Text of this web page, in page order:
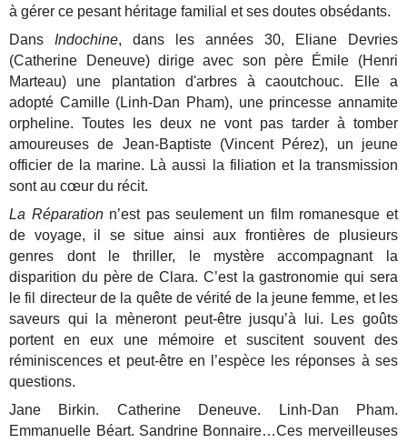
à gérer ce pesant héritage familial et ses doutes obsédants.
Dans Indochine, dans les années 30, Eliane Devries
(Catherine Deneuve) dirige avec son père Émile (Henri
Marteau) une plantation d'arbres à caoutchouc. Elle a
adopté Camille (Linh-Dan Pham), une princesse annamite
orpheline. Toutes les deux ne vont pas tarder à tomber
amoureuses de Jean-Baptiste (Vincent Pérez), un jeune
officier de la marine. Là aussi la filiation et la transmission
sont au cœur du récit.
La Réparationn’est pas seulement un film romanesque et
de voyage, il se situe ainsi aux frontières de plusieurs
genres dont le thriller, le mystère accompagnant la
disparition du père de Clara. C’est la gastronomie qui sera
le fil directeur de la quête de vérité de la jeune femme, et les
saveurs qui la mèneront peut-être jusqu’à lui. Les goûts
portent en eux une mémoire et suscitent souvent des
réminiscences et peut-être en l’espèce les réponses à ses
questions.
Jane Birkin. Catherine Deneuve. Linh-Dan Pham.
Emmanuelle Béart. Sandrine Bonnaire…Ces merveilleuses